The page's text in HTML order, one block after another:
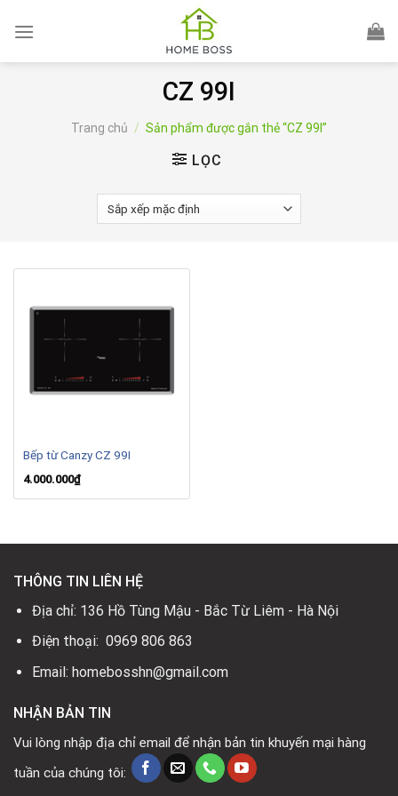
CZ 99I
Trang chủ / Sản phẩm được gắn thẻ “CZ 99I”
LỌC
Bếp từ Canzy CZ 99I
4.000.000₫
THÔNG TIN LIÊN HỆ
Địa chỉ: 136 Hồ Tùng Mậu - Bắc Từ Liêm - Hà Nội
Điện thoại: 0969 806 863
Email: homebosshn@gmail.com
NHẬN BẢN TIN
Vui lòng nhập địa chỉ email để nhận bản tin khuyến mại hàng
tuần của chúng tôi: